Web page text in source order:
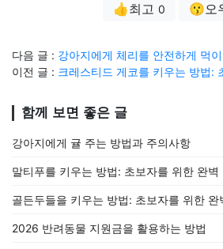
👍최고 0 😗오
다음 글 : 강아지에게 체리를 안전하게 먹
이전 글 : 크레스티드 게코를 키우는 방법:
함께 보면 좋은 글
강아지에게 귤 주는 방법과 주의사항
말티푸를 키우는 방법: 초보자를 위한 완벽
골든두들을 키우는 방법: 초보자를 위한 완
2026 반려동물 지원금을 활용하는 방법